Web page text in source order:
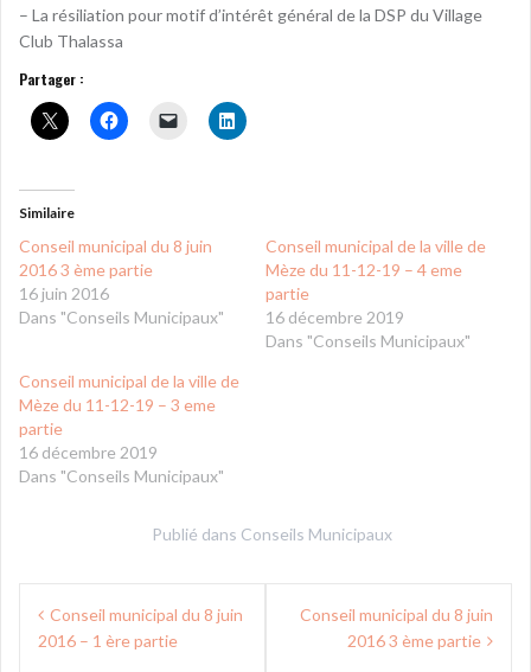
– La résiliation pour motif d’intérêt général de la DSP du Village
Club Thalassa
Partager :
Similaire
Conseil municipal du 8 juin
2016 3 ème partie
16 juin 2016
Dans "Conseils Municipaux"
Conseil municipal de la ville de
Mèze du 11-12-19 – 4 eme
partie
16 décembre 2019
Dans "Conseils Municipaux"
Conseil municipal de la ville de
Mèze du 11-12-19 – 3 eme
partie
16 décembre 2019
Dans "Conseils Municipaux"
Publié dans Conseils Municipaux
Navigation
deConseil municipal du 8 juin
2016 – 1 ère partie
Conseil municipal du 8 juin
2016 3 ème partie